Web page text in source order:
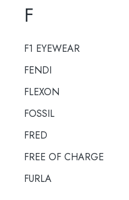
F
F1 EYEWEAR
FENDI
FLEXON
FOSSIL
FRED
FREE OF CHARGE
FURLA